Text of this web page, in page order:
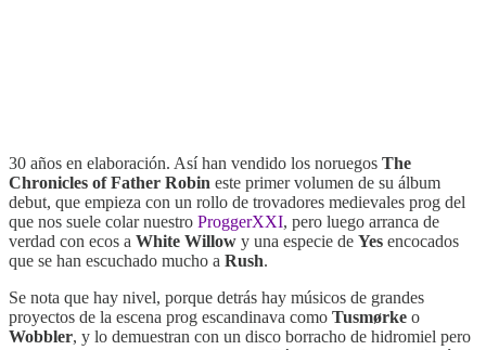
30 años en elaboración. Así han vendido los noruegos The
Chronicles of Father Robin este primer volumen de su álbum
debut, que empieza con un rollo de trovadores medievales prog del
que nos suele colar nuestro ProggerXXI, pero luego arranca de
verdad con ecos a White Willow y una especie de Yes encocados
que se han escuchado mucho a Rush.
Se nota que hay nivel, porque detrás hay músicos de grandes
proyectos de la escena prog escandinava como Tusmørke o
Wobbler, y lo demuestran con un disco borracho de hidromiel pero